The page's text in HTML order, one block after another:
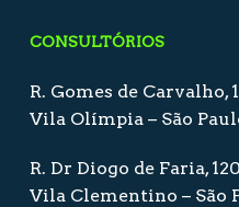
CONSULTÓRIOS
R. Gomes de Carvalho,
Vila Olímpia – São
R. Dr Diogo de Faria,
Vila Clementino – São